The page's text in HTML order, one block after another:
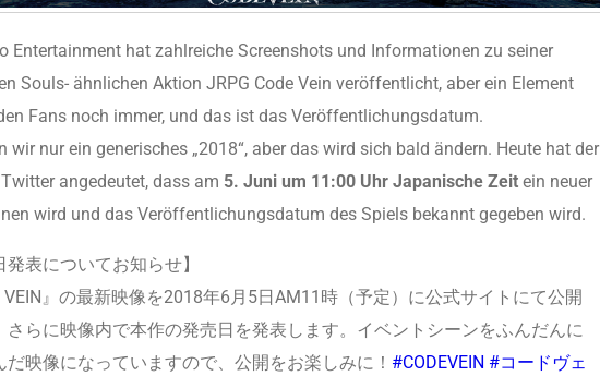
Entertainment hat zahlreiche Screenshots und Informationen zu seiner
Souls- ähnlichen Aktion JRPG Code Vein veröffentlicht, aber ein Element
Fans noch immer, und das ist das Veröffentlichungsdatum.
wir nur ein generisches „2018“, aber das wird sich bald ändern. Heute hat der
angedeutet, dass am 5. Juni um 11:00 Uhr Japanische Zeit ein neuer
wird und das Veröffentlichungsdatum des Spiels bekannt gegeben wird.
発表についてお知らせ】
VEIN』の最新映像を2018年6月5日AM11時（予定）に公式サイトにて公開
さらに映像内で本作の発売日を発表します。イベントシーンをふんだんに
だ映像になっていますので、公開をお楽しみに！ #CODEVEIN #コードヴェ